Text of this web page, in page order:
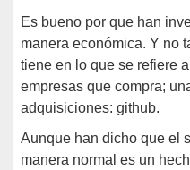
Es bueno por que han
manera económica. Y no
tiene en lo que se refiere
empresas que compra;
adquisiciones: github.
Aunque han dicho que el
manera normal es un